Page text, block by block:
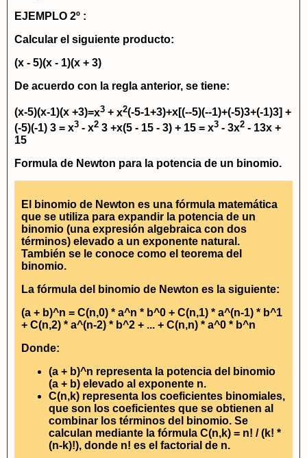
EJEMPLO 2º :
Calcular el siguiente producto:
(x - 5)(x - 1)(x + 3)
De acuerdo con la regla anterior, se tiene:
(x-5)(x-1)(x +3)=x3 + x2(-5-1+3)+x[(--5)(--1)+(-5)3+(-1)3] +
(-5)(-1) 3 = x3 - x2 3 +x(5 - 15 - 3) + 15 = x3 - 3x2 - 13x +
15
Formula de Newton para la potencia de un binomio.
El binomio de Newton es una fórmula matemática
que se utiliza para expandir la potencia de un
binomio (una expresión algebraica con dos
términos) elevado a un exponente natural.
También se le conoce como el teorema del
binomio.
La fórmula del binomio de Newton es la siguiente:
(a + b)^n = C(n,0) * a^n * b^0 + C(n,1) * a^(n-1) * b^1
+ C(n,2) * a^(n-2) * b^2 + ... + C(n,n) * a^0 * b^n
Donde:
(a + b)^n representa la potencia del binomio
(a + b) elevado al exponente n.
C(n,k) representa los coeficientes binomiales,
que son los coeficientes que se obtienen al
combinar los términos del binomio. Se
calculan mediante la fórmula C(n,k) = n! / (k! *
(n-k)!), donde n! es el factorial de n.